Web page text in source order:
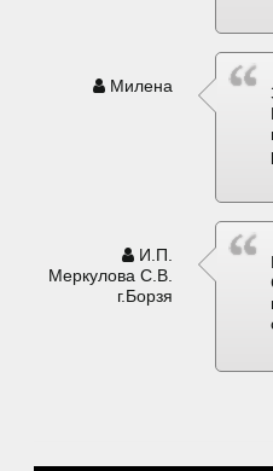
Милена
И.П.
Меркулова С.В.
г.Борзя